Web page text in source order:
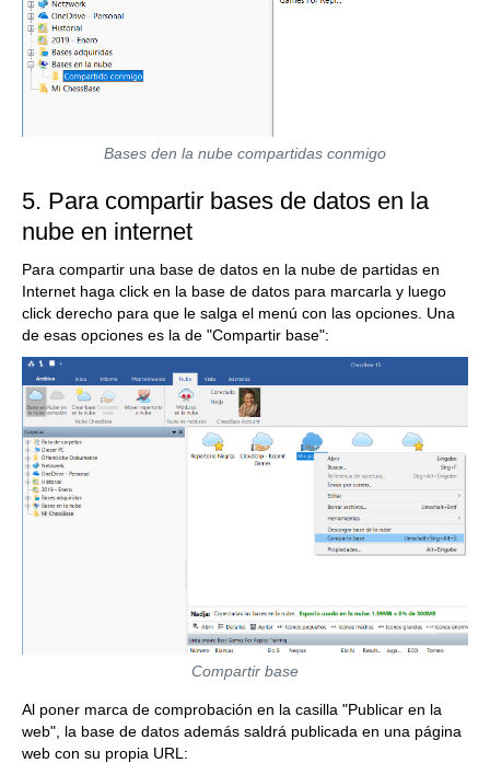
Bases den la nube compartidas conmigo
5. Para compartir bases de datos en la
nube en internet
Para compartir una base de datos en la nube de partidas en
Internet haga click en la base de datos para marcarla y luego
click derecho para que le salga el menú con las opciones. Una
de esas opciones es la de "Compartir base":
Compartir base
Al poner marca de comprobación en la casilla "Publicar en la
web", la base de datos además saldrá publicada en una página
web con su propia URL: